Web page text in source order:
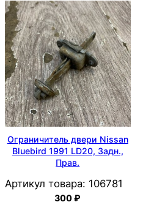
Ограничитель двери Nissan
Bluebird 1991 LD20, Задн.,
Прав.
Артикул товара: 106781
300₽